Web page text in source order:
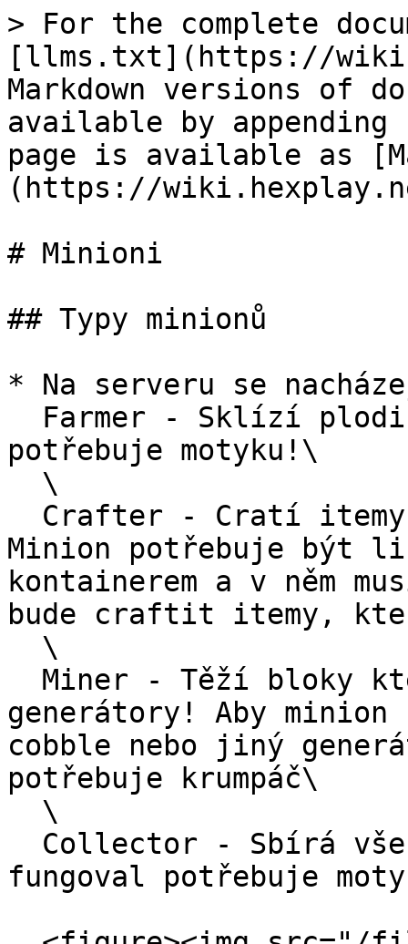
> For the complete
[llms.txt](https://
Markdown versions of
available by
page is available as
(https://
# Minioni
## Typy minionů
* Na serveru se
potřebuje motyku!\
Minion potřebuje být
kontainerem a v něm
bude craftit itemy,
generátory! Aby
cobble nebo jiný
potřebuje krumpáč\
fungoval potřebuje